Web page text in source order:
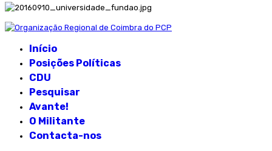
Início
Posições Políticas
CDU
Pesquisar
Avante!
O Militante
Contacta-nos